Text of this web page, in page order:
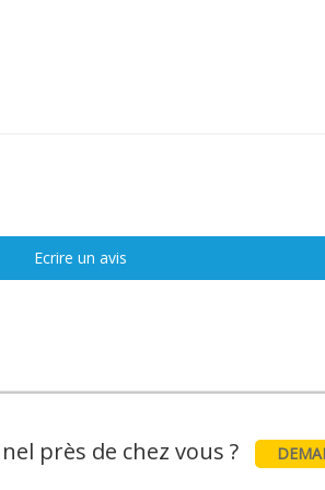
Ecrire un avis
près de chez vous ?